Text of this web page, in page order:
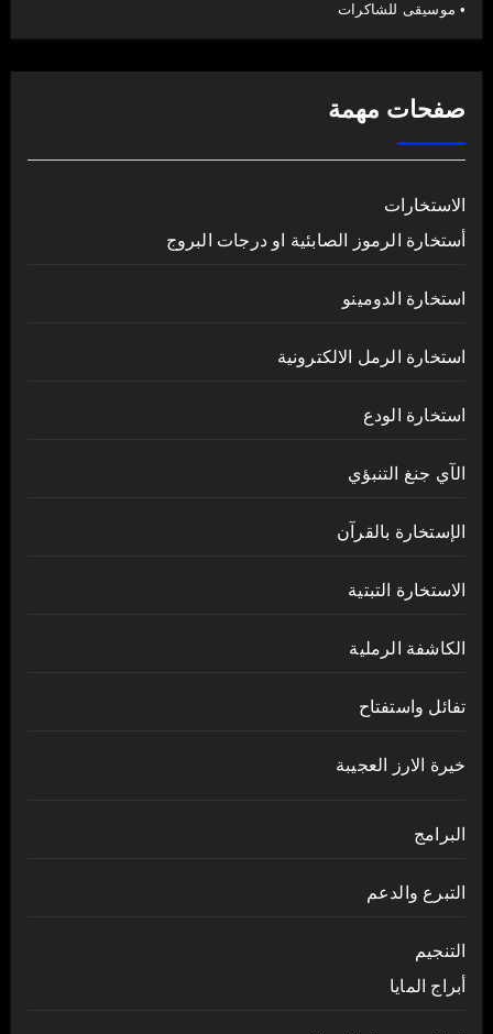
• موسيقى للشاكرات
صفحات مهمة
الاستخارات
أستخارة الرموز الصابئية او درجات البروج
استخارة الدومينو
استخارة الرمل الالكترونية
استخارة الودع
الآي جنغ التنبؤي
الإستخارة بالقرآن
الاستخارة التبتية
الكاشفة الرملية
تفائل واستفتاح
خيرة الارز العجيبة
البرامج
التبرع والدعم
التنجيم
أبراج المايا